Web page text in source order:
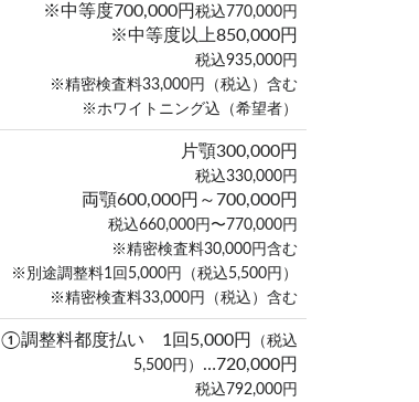
※中等度700,000円 税込770,000円
※中等度以上850,000円
税込935,000円
※精密検査料33,000円（税込）含む
※ホワイトニング込（希望者）
片顎300,000円
税込330,000円
両顎600,000円～700,000円
税込660,000円〜770,000円
※精密検査料30,000円含む
※別途調整料1回5,000円（税込5,500円）
※精密検査料33,000円（税込）含む
①調整料都度払い 1回5,000円
（税込
5,500円） …720,000円
税込792,000円